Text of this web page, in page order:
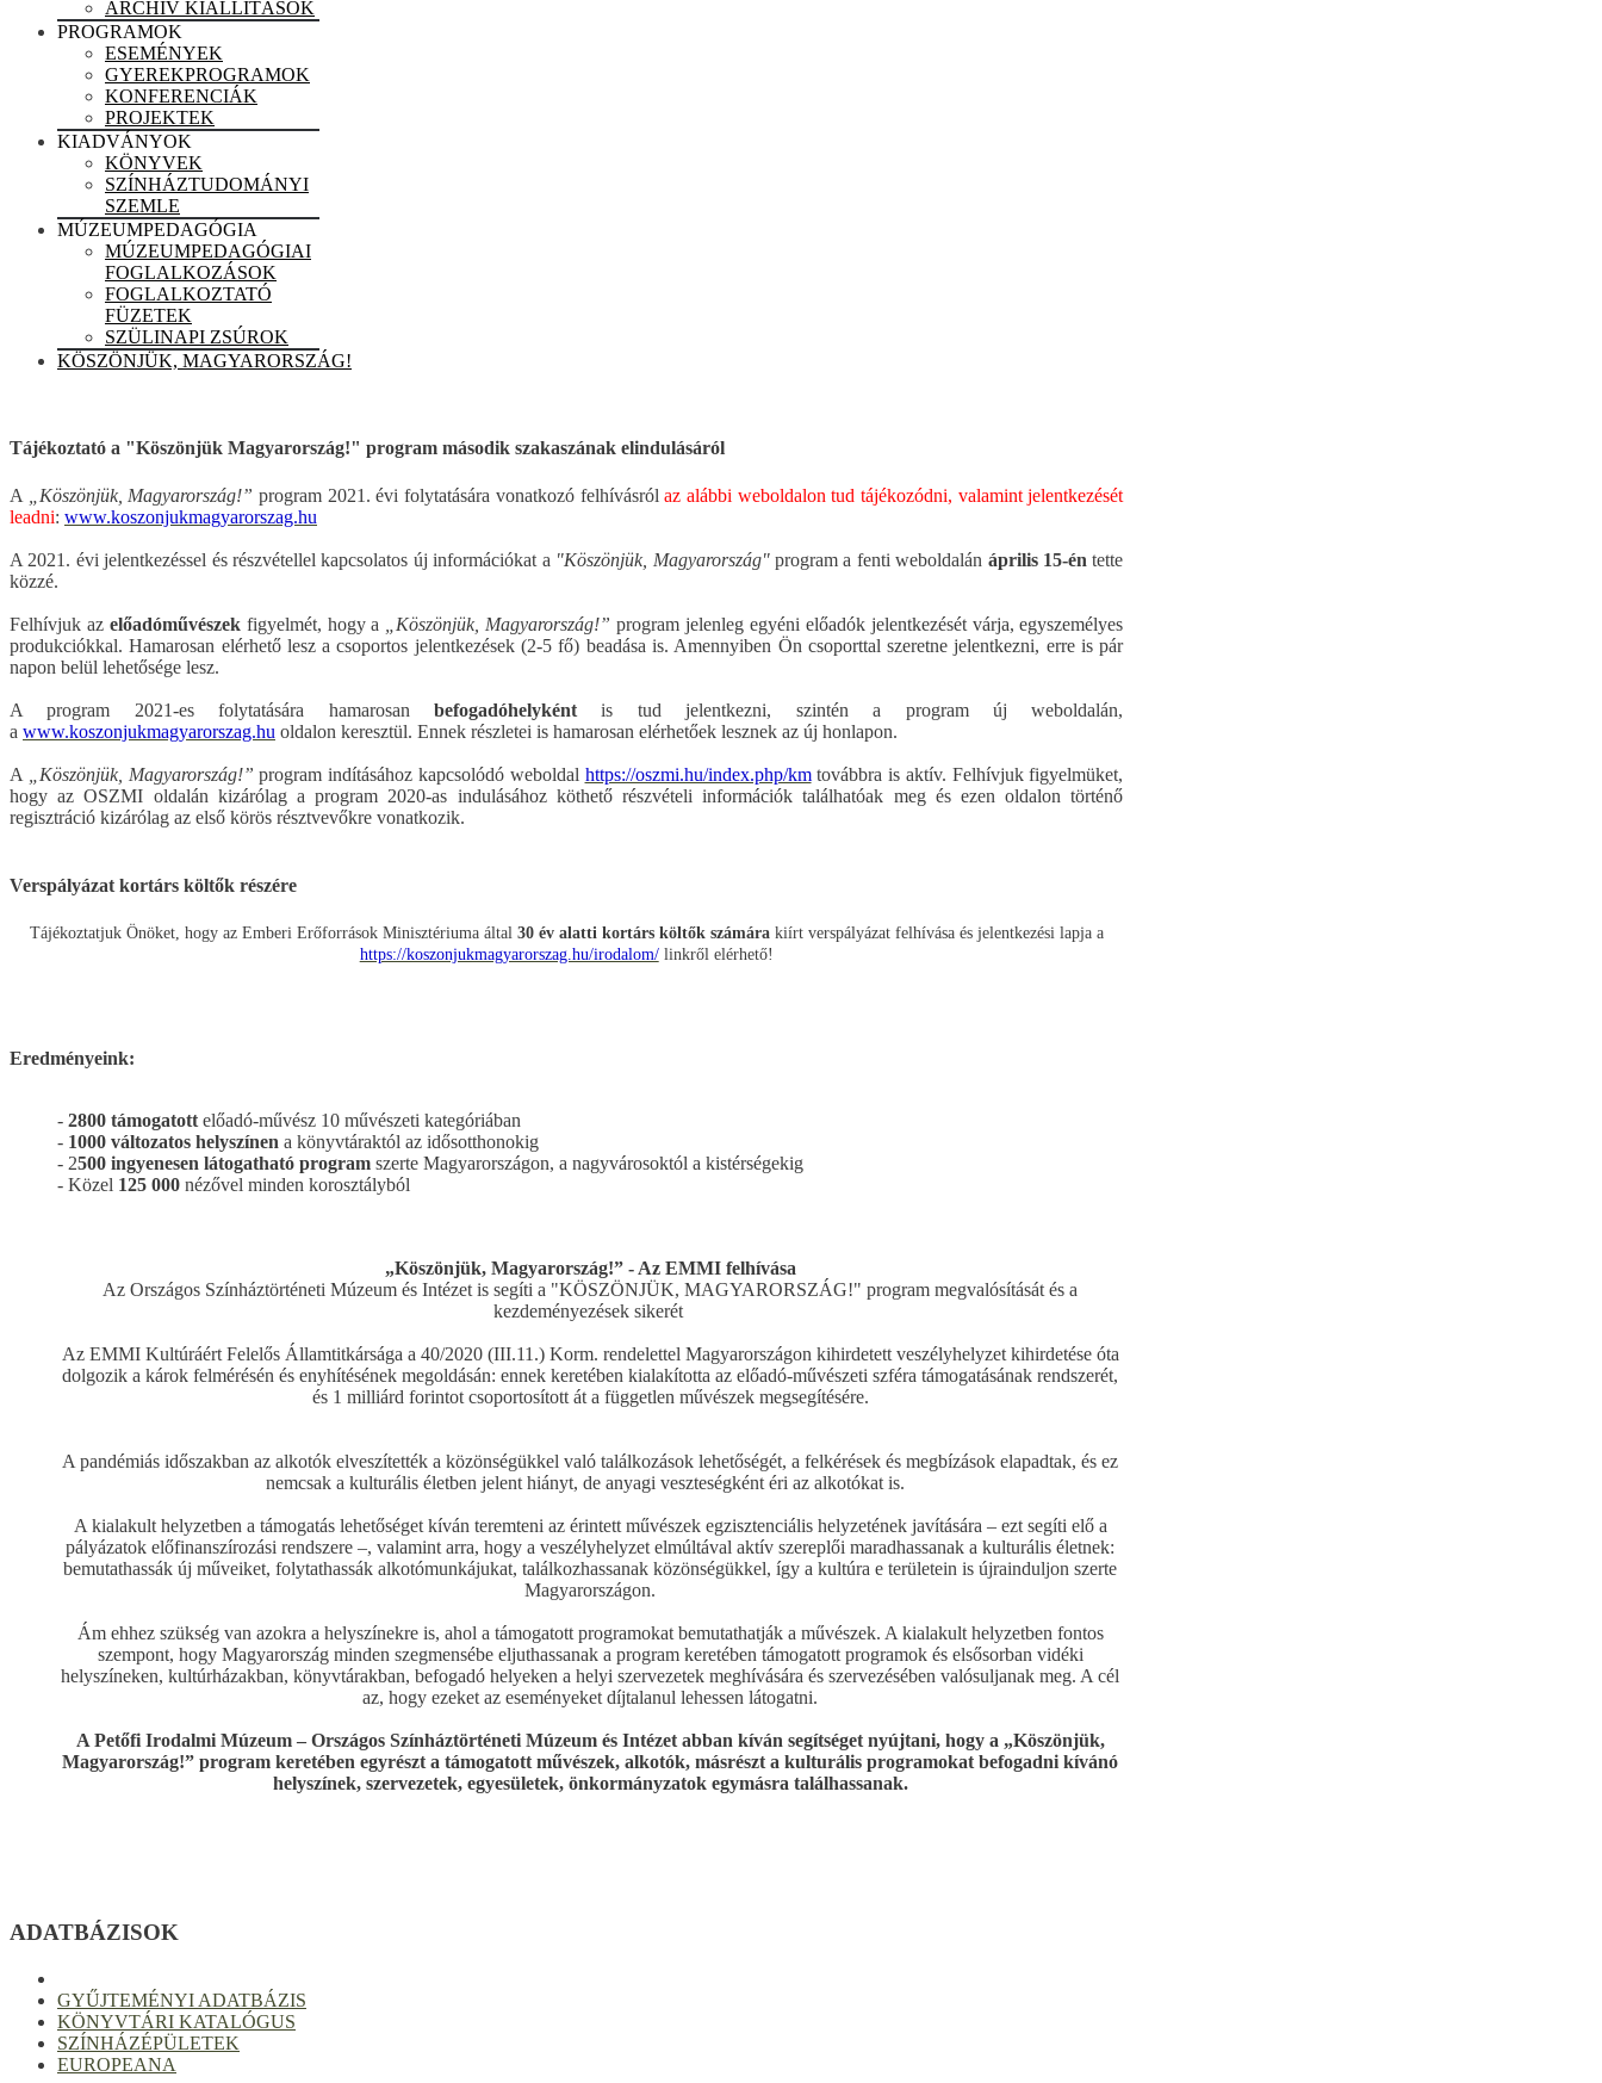
ARCHÍV KIÁLLÍTÁSOK
PROGRAMOK
ESEMÉNYEK
GYEREKPROGRAMOK
KONFERENCIÁK
PROJEKTEK
KIADVÁNYOK
KÖNYVEK
SZÍNHÁZTUDOMÁNYI
SZEMLE
MÚZEUMPEDAGÓGIA
MÚZEUMPEDAGÓGIAI
FOGLALKOZÁSOK
FOGLALKOZTATÓ
FÜZETEK
SZÜLINAPI ZSÚROK
KÖSZÖNJÜK, MAGYARORSZÁG!
Tájékoztató a "Köszönjük Magyarország!" program második szakaszának elindulásáról
A „Köszönjük, Magyarország!” program 2021. évi folytatására vonatkozó felhívásrólaz alábbi weboldalon tud tájékozódni, valamint jelentkezését
leadni: www.koszonjukmagyarorszag.hu
A 2021. évi jelentkezéssel és részvétellel kapcsolatos új információkat a "Köszönjük, Magyarország"program a fenti weboldalán április 15-én tette
közzé.
Felhívjuk az előadóművészekfigyelmét, hogy a „Köszönjük, Magyarország!” program jelenleg egyéni előadók jelentkezését várja, egyszemélyes
produkciókkal. Hamarosan elérhető lesz a csoportos jelentkezések (2-5 fő) beadása is. Amennyiben Ön csoporttal szeretne jelentkezni, erre is pár
napon belül lehetősége lesz.
A program 2021-es folytatására hamarosanbefogadóhelyként is tud jelentkezni, szintén a program új weboldalán,
a www.koszonjukmagyarorszag.hu oldalon keresztül. Ennek részletei is hamarosan elérhetőek lesznek az új honlapon.
A „Köszönjük, Magyarország!” program indításához kapcsolódó weboldal https://oszmi.hu/index.php/kmtovábbra is aktív. Felhívjuk figyelmüket,
hogy az OSZMI oldalán kizárólag a program 2020-as indulásához köthető részvételi információk találhatóak meg és ezen oldalon történő
regisztráció kizárólag az első körös résztvevőkre vonatkozik.
Verspályázat kortárs költők részére
Tájékoztatjuk Önöket, hogy az Emberi Erőforrások Minisztériuma által 30 év alatti kortárs költők számára kiírt verspályázat felhívása és jelentkezési lapja a
https://koszonjukmagyarorszag.hu/irodalom/linkről elérhető!
Eredményeink:
- 2800 támogatott előadó-művész 10 művészeti kategóriában
- 1000 változatos helyszínen a könyvtáraktól az idősotthonokig
- 2500 ingyenesen látogatható program szerte Magyarországon, a nagyvárosoktól a kistérségekig
- Közel 125 000 nézővel minden korosztályból
„Köszönjük, Magyarország!” - Az EMMI felhívása
Az Országos Színháztörténeti Múzeum és Intézet is segíti a "KÖSZÖNJÜK, MAGYARORSZÁG!" program megvalósítását és a
kezdeményezések sikerét
Az EMMI Kultúráért Felelős Államtitkársága a 40/2020 (III.11.) Korm. rendelettel Magyarországon kihirdetett veszélyhelyzet kihirdetése óta
dolgozik a károk felmérésén és enyhítésének megoldásán: ennek keretében kialakította az előadó-művészeti szféra támogatásának rendszerét,
és 1 milliárd forintot csoportosított át a független művészek megsegítésére.
A pandémiás időszakban az alkotók elveszítették a közönségükkel való találkozások lehetőségét, a felkérések és megbízások elapadtak, és ez
nemcsak a kulturális életben jelent hiányt, de anyagi veszteségként éri az alkotókat is.
A kialakult helyzetben a támogatás lehetőséget kíván teremteni az érintett művészek egzisztenciális helyzetének javítására – ezt segíti elő a
pályázatok előfinanszírozási rendszere –, valamint arra, hogy a veszélyhelyzet elmúltával aktív szereplői maradhassanak a kulturális életnek:
bemutathassák új műveiket, folytathassák alkotómunkájukat, találkozhassanak közönségükkel, így a kultúra e területein is újrainduljon szerte
Magyarországon.
Ám ehhez szükség van azokra a helyszínekre is, ahol a támogatott programokat bemutathatják a művészek. A kialakult helyzetben fontos
szempont, hogy Magyarország minden szegmensébe eljuthassanak a program keretében támogatott programok és elsősorban vidéki
helyszíneken, kultúrházakban, könyvtárakban, befogadó helyeken a helyi szervezetek meghívására és szervezésében valósuljanak meg. A cél
az, hogy ezeket az eseményeket díjtalanul lehessen látogatni.
A Petőfi Irodalmi Múzeum – Országos Színháztörténeti Múzeum és Intézet abban kíván segítséget nyújtani, hogy a „Köszönjük,
Magyarország!” program keretében egyrészt a támogatott művészek, alkotók, másrészt a kulturális programokat befogadni kívánó
helyszínek, szervezetek, egyesületek, önkormányzatok egymásra találhassanak.
ADATBÁZISOK
GYŰJTEMÉNYI ADATBÁZIS
KÖNYVTÁRI KATALÓGUS
SZÍNHÁZÉPÜLETEK
EUROPEANA